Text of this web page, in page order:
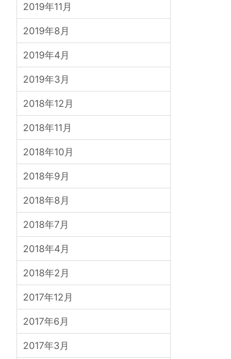
2019年11月
2019年8月
2019年4月
2019年3月
2018年12月
2018年11月
2018年10月
2018年9月
2018年8月
2018年7月
2018年4月
2018年2月
2017年12月
2017年6月
2017年3月